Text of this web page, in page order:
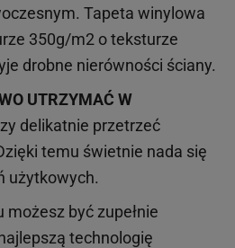
Tapeta winylowa
350g/m2 o teksturze
drobne nierówności ściany.
UTRZYMAĆ W
delikatnie przetrzeć
temu świetnie nada się
użytkowych.
możesz być zupełnie
technologię